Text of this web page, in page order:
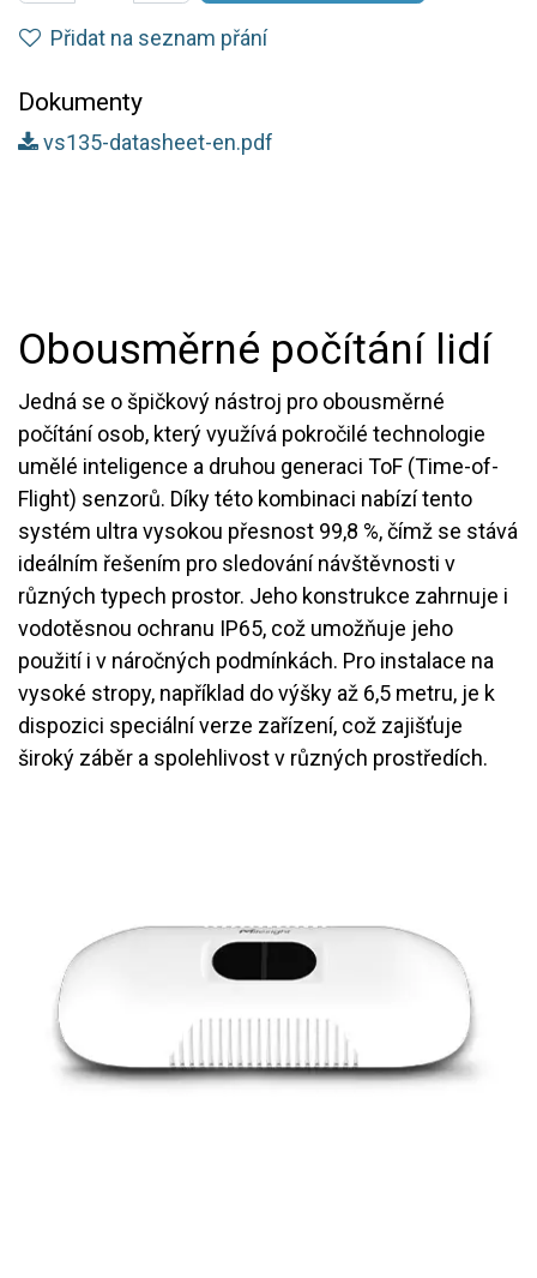
Přidat na seznam přání
Dokumenty
vs135-datasheet-en.pdf
Obousměrné počítání lidí
Jedná se o špičkový nástroj pro obousměrné
počítání osob, který využívá pokročilé technologie
umělé inteligence a druhou generaci ToF (Time-of-
Flight) senzorů. Díky této kombinaci nabízí tento
systém ultra vysokou přesnost 99,8 %, čímž se stává
ideálním řešením pro sledování návštěvnosti v
různých typech prostor. Jeho konstrukce zahrnuje i
vodotěsnou ochranu IP65, což umožňuje jeho
použití i v náročných podmínkách. Pro instalace na
vysoké stropy, například do výšky až 6,5 metru, je k
dispozici speciální verze zařízení, což zajišťuje
široký záběr a spolehlivost v různých prostředích.